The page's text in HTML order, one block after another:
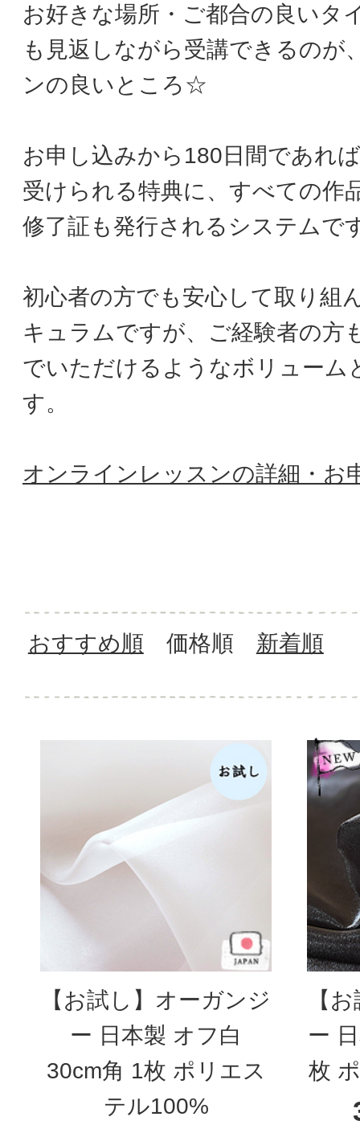
お好きな場所・ご都合の良いタ
も見返しながら受講できるのが
ンの良いところ☆
お申し込みから180日間であれ
受けられる特典に、すべての作
修了証も発行されるシステムで
初心者の方でも安心して取り組
キュラムですが、ご経験者の方
でいただけるようなボリューム
す。
オンラインレッスンの詳細・お
おすすめ順 価格順 新着順
【お試し】オーガンジ
ー 日本製 オフ白
30cm角 1枚 ポリエス
テル100%
【
ー
枚